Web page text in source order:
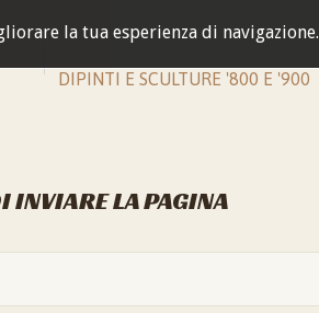
la tua esperienza di navigazione.
DIPINTI E SCULTURE '800 E '900
INVIARE LA PAGINA